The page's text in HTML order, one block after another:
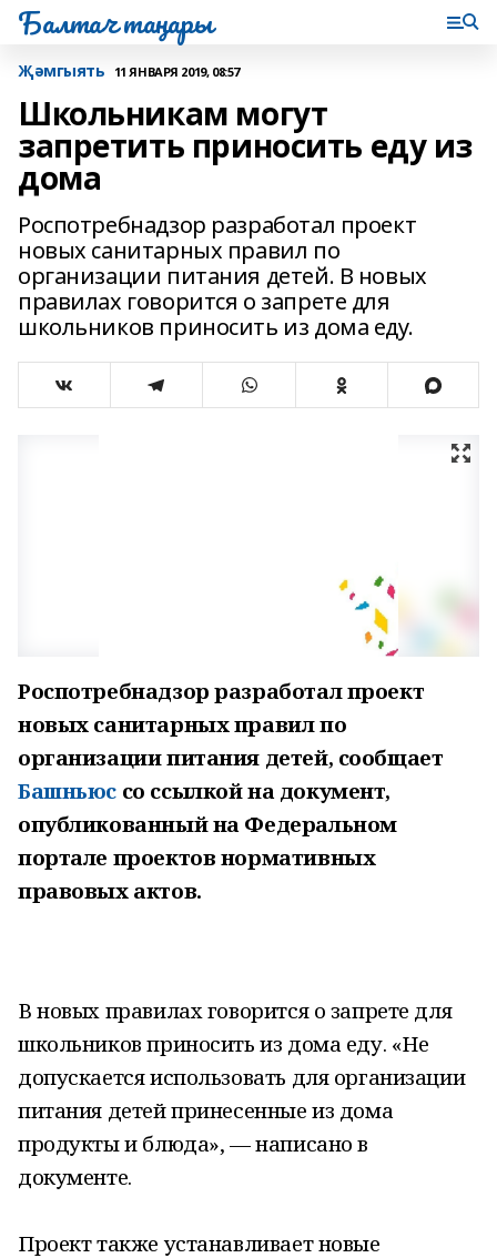
Балтач таңнары
Җәмгыять 11 ЯНВАРЯ 2019, 08:57
Школьникам могут
запретить приносить еду из
дома
Роспотребнадзор разработал проект
новых санитарных правил по
организации питания детей. В новых
правилах говорится о запрете для
школьников приносить из дома еду.
Роспотребнадзор разработал проект
новых санитарных правил по
организации питания детей, сообщает
Башньюс со ссылкой на документ,
опубликованный на Федеральном
портале проектов нормативных
правовых актов.
В новых правилах говорится о запрете для
школьников приносить из дома еду. «Не
допускается использовать для организации
питания детей принесенные из дома
продукты и блюда», — написано в
документе.
Проект также устанавливает новые